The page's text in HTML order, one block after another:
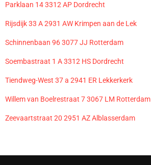
Parklaan 14 3312 AP Dordrecht
Rijsdijk 33 A 2931 AW Krimpen aan de Lek
Schinnenbaan 96 3077 JJ Rotterdam
Soembastraat 1 A 3312 HS Dordrecht
Tiendweg-West 37 a 2941 ER Lekkerkerk
Willem van Boelrestraat 7 3067 LM Rotterdam
Zeevaartstraat 20 2951 AZ Alblasserdam